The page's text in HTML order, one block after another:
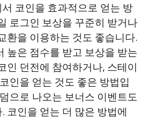
코인을 효과적으로 얻는 방
로그인 보상을 꾸준히 받거나
환을 이용하는 것도 좋습니다.
높은 점수를 받고 보상을 받는
인 던전에 참여하거나, 스테이
인을 얻는 것도 좋은 방법입
으로 나오는 보너스 이벤트도
코인을 얻는 더 많은 방법에